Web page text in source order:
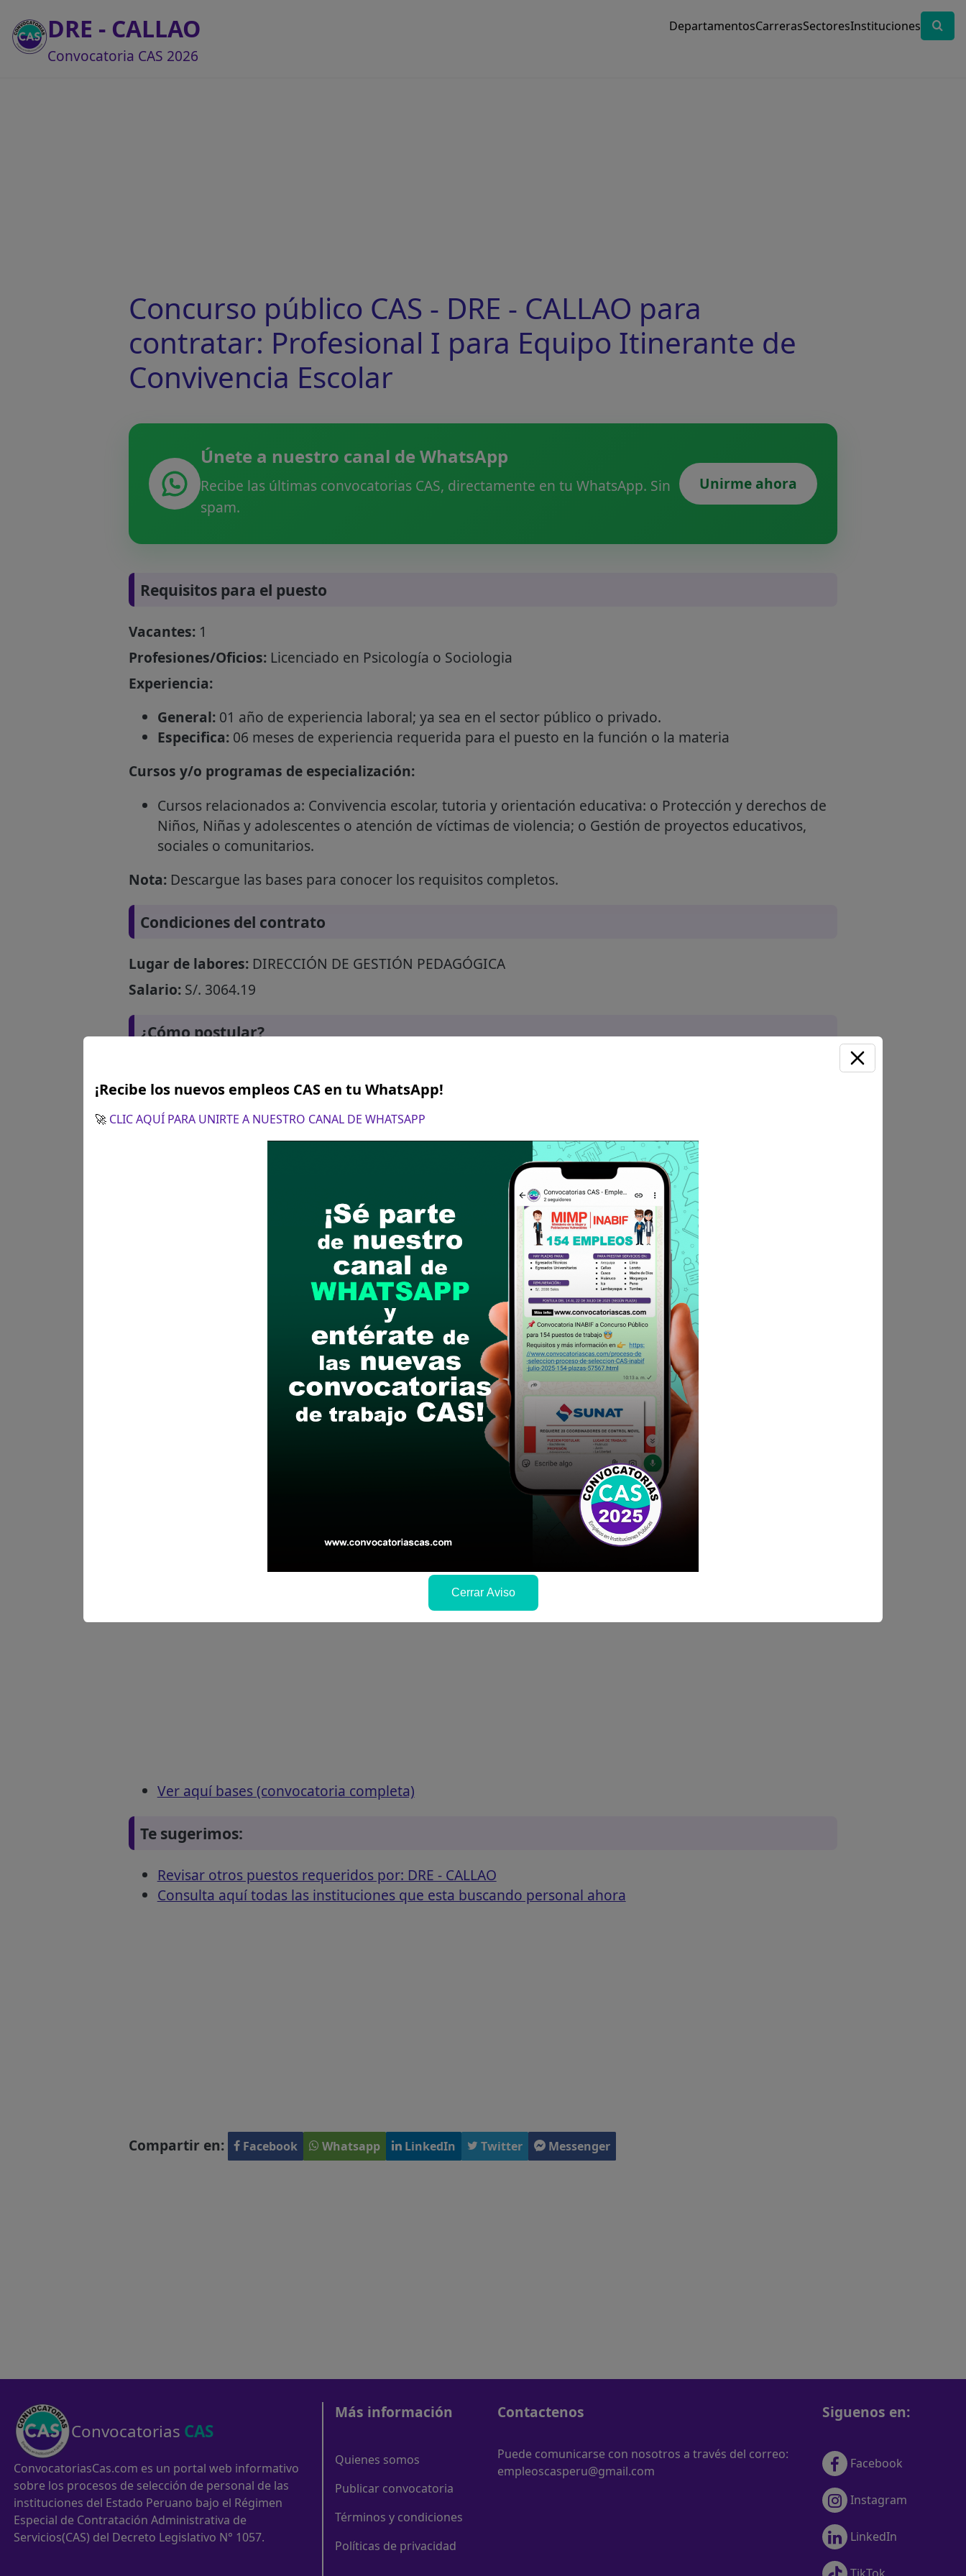
DRE - CALLAO
Convocatoria CAS 2026
DepartamentosCarrerasSectoresInstituciones
Concurso público CAS - DRE - CALLAO para
contratar: Profesional I para Equipo Itinerante de
Convivencia Escolar
Únete a nuestro canal de WhatsApp
Recibe las últimas convocatorias CAS, directamente en tu WhatsApp. Sin
spam.
Unirme ahora
Requisitos para el puesto
Vacantes:1
Profesiones/Oficios:Licenciado en Psicología o Sociologia
Experiencia:
General:01 año de experiencia laboral; ya sea en el sector público o privado.
Especifica:06 meses de experiencia requerida para el puesto en la función o la materia
Cursos y/o programas de especialización:
Cursos relacionados a: Convivencia escolar, tutoria y orientación educativa: o Protección y derechos de
Niños, Niñas y adolescentes o atención de víctimas de violencia; o Gestión de proyectos educativos,
sociales o comunitarios.
Nota:Descargue las bases para conocer los requisitos completos.
Condiciones del contrato
Lugar de labores:DIRECCIÓN DE GESTIÓN PEDAGÓGICA
Salario:S/. 3064.19
¿Cómo postular?
08 y 09 de setiembre de 2025 De 8:30 a.m. a 4:00 p.m.
Presentación del curriculum vitae (documentado) es a través de la Oficina de Mesa de
Partes, de la siguiente forma PRESENCIAL en la siguiente dirección: Intersección Jr. Félix Pasache y Aida
García de Sotomayor - Urb. Confecciones Militares - Bellavista Callao.
Recomendaciones para postular
Descarga y revisa a detalle las bases del concurso público
Antes de postular, verifica si cumples con los requisitos para el puesto
Prepara tu documentación y presentalo en la fechas y por los medios que indica las bases
Revisar el cronograma para conocer cuando se publicará los resultados
Ver aquí bases (convocatoria completa)
Te sugerimos:
Revisar otros puestos requeridos por: DRE - CALLAO
Consulta aquí todas las instituciones que esta buscando personal ahora
Compartir en: Facebook Whatsapp LinkedIn Twitter Messenger
Convocatorias CAS
ConvocatoriasCas.com es un portal web informativo
sobre los procesos de selección de personal de las
instituciones del Estado Peruano bajo el Régimen
Especial de Contratación Administrativa de
Servicios(CAS) del Decreto Legislativo N° 1057.
Más información
Quienes somos
Publicar convocatoria
Términos y condiciones
Políticas de privacidad
Contactenos
Puede comunicarse con nosotros a través del correo:
empleoscasperu@gmail.com
Siguenos en:
Facebook
Instagram
LinkedIn
¡Recibe los nuevos empleos CAS en tu WhatsApp!
🚀 CLIC AQUÍ PARA UNIRTE A NUESTRO CANAL DE WHATSAPP
Cerrar Aviso